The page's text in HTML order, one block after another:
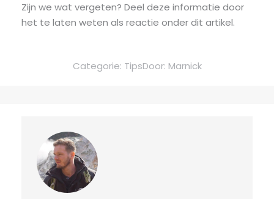
Zijn we wat vergeten? Deel deze informatie door
het te laten weten als reactie onder dit artikel.
Categorie: TipsDoor: Marnick